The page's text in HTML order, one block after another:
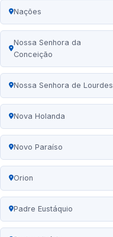
Nações
Nossa Senhora da
Conceição
Nossa Senhora de Lourdes
Nova Holanda
Novo Paraíso
Orion
Padre Eustáquio